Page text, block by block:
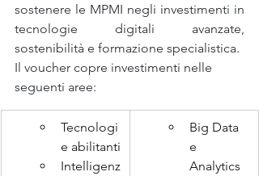
sostenere le MPMI negli investimenti in
tecnologie digitali avanzate,
sostenibilità e formazione specialistica.
Il voucher copre investimenti nelle
seguenti aree:
Tecnologi
e abilitanti
Intelligenz
Big Data
e
Analytics